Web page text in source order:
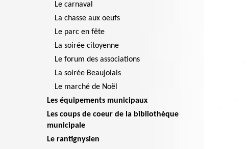
Le carnaval
La chasse aux oeufs
Le parc en fête
La soirée citoyenne
Le forum des associations
La soirée Beaujolais
Le marché de Noël
Les équipements municipaux
Les coups de coeur de la bibliothèque
municipale
Le rantignysien